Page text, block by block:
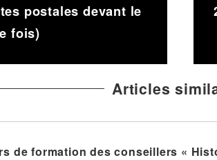
postales devant le
fois)
Articles
de formation des conseillers «